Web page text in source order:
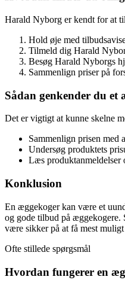
Harald Nyborg er kendt for at
Hold øje med
Tilmeld dig Harald
Besøg Harald Nyborgs
Sammenlign priser på
Sådan genkender du et
Det er vigtigt at kunne skelne
Sammenlign prisen med
Undersøg produktets
Læs produktanmeldelser
Konklusion
En æggekoger kan være et
og gode tilbud på æggekogere.
være sikker på at få mest
Ofte stillede spørgsmål
Hvordan fungerer en